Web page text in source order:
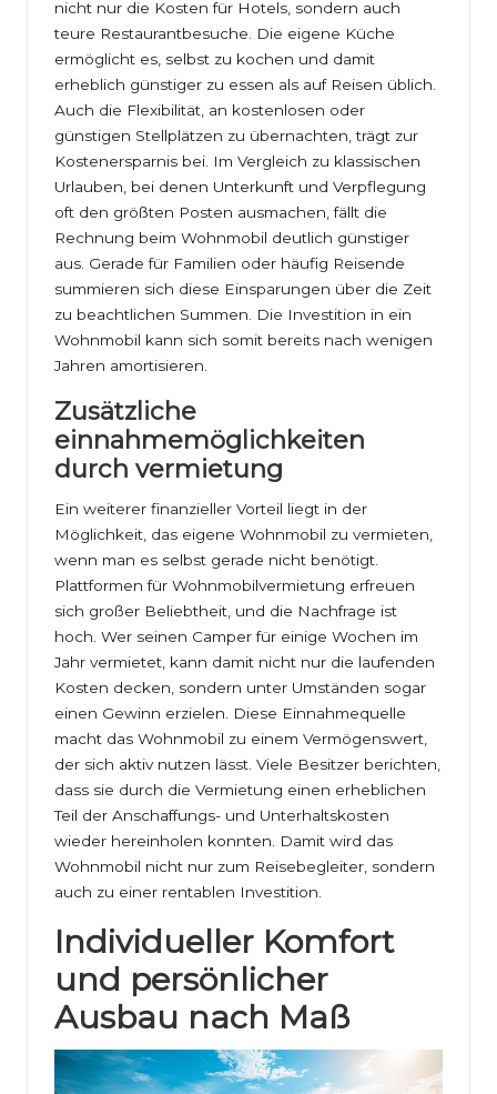
nicht nur die Kosten für Hotels, sondern auch
teure Restaurantbesuche. Die eigene Küche
ermöglicht es, selbst zu kochen und damit
erheblich günstiger zu essen als auf Reisen üblich.
Auch die Flexibilität, an kostenlosen oder
günstigen Stellplätzen zu übernachten, trägt zur
Kostenersparnis bei. Im Vergleich zu klassischen
Urlauben, bei denen Unterkunft und Verpflegung
oft den größten Posten ausmachen, fällt die
Rechnung beim Wohnmobil deutlich günstiger
aus. Gerade für Familien oder häufig Reisende
summieren sich diese Einsparungen über die Zeit
zu beachtlichen Summen. Die Investition in ein
Wohnmobil kann sich somit bereits nach wenigen
Jahren amortisieren.
Zusätzliche
einnahmemöglichkeiten
durch vermietung
Ein weiterer finanzieller Vorteil liegt in der
Möglichkeit, das eigene Wohnmobil zu vermieten,
wenn man es selbst gerade nicht benötigt.
Plattformen für Wohnmobilvermietung erfreuen
sich großer Beliebtheit, und die Nachfrage ist
hoch. Wer seinen Camper für einige Wochen im
Jahr vermietet, kann damit nicht nur die laufenden
Kosten decken, sondern unter Umständen sogar
einen Gewinn erzielen. Diese Einnahmequelle
macht das Wohnmobil zu einem Vermögenswert,
der sich aktiv nutzen lässt. Viele Besitzer berichten,
dass sie durch die Vermietung einen erheblichen
Teil der Anschaffungs- und Unterhaltskosten
wieder hereinholen konnten. Damit wird das
Wohnmobil nicht nur zum Reisebegleiter, sondern
auch zu einer rentablen Investition.
Individueller Komfort
und persönlicher
Ausbau nach Maß